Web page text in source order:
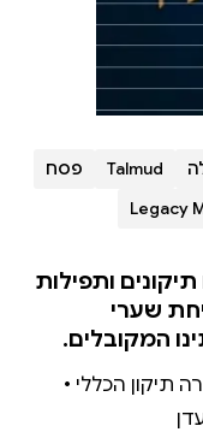
Talmud
פסח
Legacy
ותפילות
שערי
המקובלים.
תיקון הכללי •